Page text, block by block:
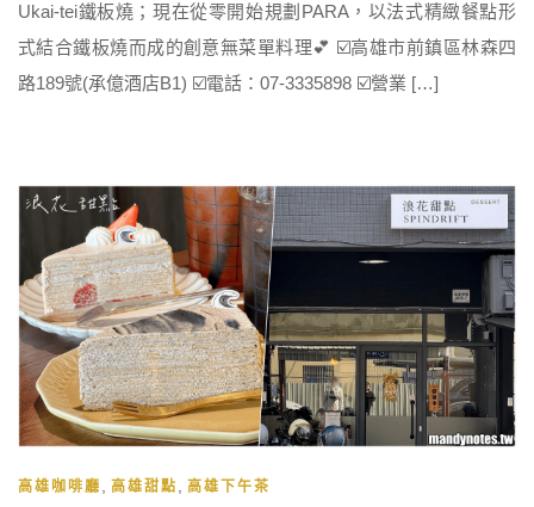
Ukai-tei鐵板燒；現在從零開始規劃PARA，以法式精緻餐點形
式結合鐵板燒而成的創意無菜單料理💕 ☑️高雄市前鎮區林森四
路189號(承億酒店B1) ☑️電話：07-3335898 ☑️營業 […]
高雄咖啡廳 高雄甜點 高雄下午茶